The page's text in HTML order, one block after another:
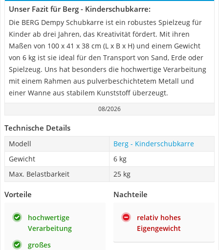
Unser Fazit für Berg - Kinderschubkarre:
Die BERG Dempy Schubkarre ist ein robustes Spielzeug für
Kinder ab drei Jahren, das Kreativität fördert. Mit ihren
Maßen von 100 x 41 x 38 cm (L x B x H) und einem Gewicht
von 6 kg ist sie ideal für den Transport von Sand, Erde oder
Spielzeug. Uns hat besonders die hochwertige Verarbeitung
mit einem Rahmen aus pulverbeschichtetem Metall und
einer Wanne aus stabilem Kunststoff überzeugt.
08/2026
Technische Details
Modell
Berg - Kinderschubkarre
Gewicht
6 kg
Max. Belastbarkeit
25 kg
Vorteile
hochwertige
Verarbeitung
großes
Nachteile
relativ hohes
Eigengewicht